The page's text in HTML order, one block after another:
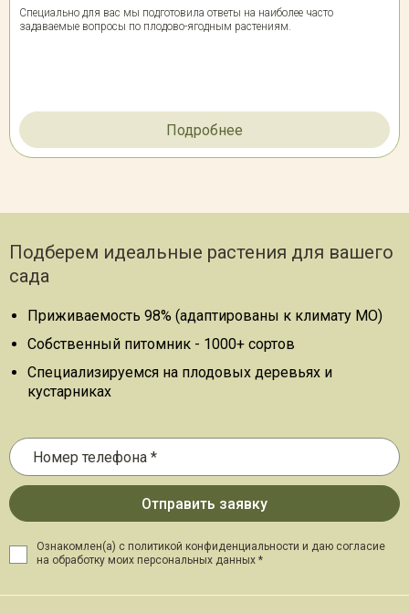
Специально для вас мы подготовила ответы на наиболее часто
задаваемые вопросы по плодово-ягодным растениям.
Подробнее
Подберем идеальные растения для вашего
сада
Приживаемость 98% (адаптированы к климату МО)
Собственный питомник - 1000+ сортов
Специализируемся на плодовых деревьях и
кустарниках
Ознакомлен(а) с политикой конфиденциальности и даю согласие
на обработку моих персональных данных *